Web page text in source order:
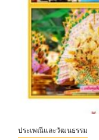
ประเพณีและวัฒนธรรม